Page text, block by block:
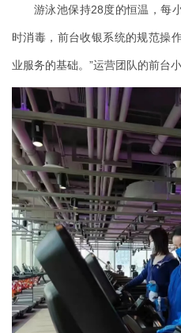
游泳池保持28度的恒温，每
时消毒，前台收银系统的规范操
业服务的基础。”运营团队的前台小